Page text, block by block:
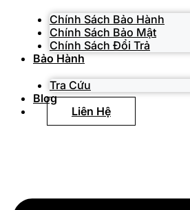
Chính Sách Bảo Hành
Chính Sách Bảo Mật
Chính Sách Đổi Trả
Bảo Hành
Tra Cứu
Blog
Liên Hệ